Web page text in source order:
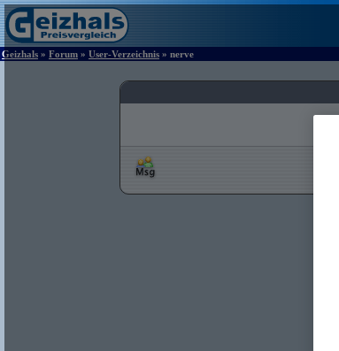
Geizhals » Forum » User-Verzeichnis » nerve